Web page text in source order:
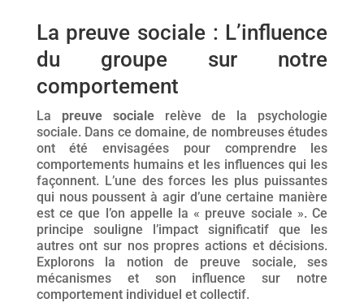
La preuve sociale : L’influence
du groupe sur notre
comportement
La preuve socialerelève de la psychologie
sociale. Dans ce domaine, de nombreuses études
ont été envisagées pour comprendre les
comportements humains et les influences qui les
façonnent. L’une des forces les plus puissantes
qui nous poussent à agir d’une certaine manière
est ce que l’on appelle la « preuve sociale ». Ce
principe souligne l’impact significatif que les
autres ont sur nos propres actions et décisions.
Explorons la notion de preuve sociale, ses
mécanismes et son influence sur notre
comportement individuel et collectif.